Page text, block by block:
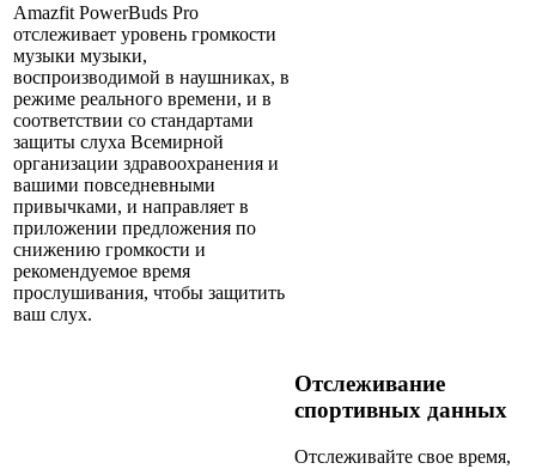
Amazfit PowerBuds Pro
отслеживает уровень громкости
музыки музыки,
воспроизводимой в наушниках, в
режиме реального времени, и в
соответствии со стандартами
защиты слуха Всемирной
организации здравоохранения и
вашими повседневными
привычками, и направляет в
приложении предложения по
снижению громкости и
рекомендуемое время
прослушивания, чтобы защитить
ваш слух.
Отслеживание
спортивных данных
Отслеживайте свое время,